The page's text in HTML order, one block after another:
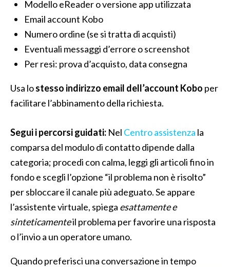
Modello eReader o versione app utilizzata
Email account Kobo
Numero ordine (se si tratta di acquisti)
Eventuali messaggi d’errore o screenshot
Per resi: prova d’acquisto, data consegna
Usa lostesso indirizzo email dell’account Kobo per
facilitare l’abbinamento della richiesta.
Segui i percorsi guidati: Nel Centro assistenza la
comparsa del modulo di contatto dipende dalla
categoria; procedi con calma, leggi gli articoli fino in
fondo e scegli l’opzione “il problema non è risolto”
per sbloccare il canale più adeguato. Se appare
l’assistente virtuale, spiega esattamente e
sinteticamenteil problema per favorire una risposta
o l’invio a un operatore umano.
Quando preferisci una conversazione in tempo